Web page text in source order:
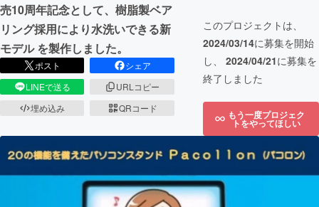
売10周年記念として、樹脂製ベア
リング採用により水洗いできる新
モデル を製作しました。
ポスト
シェア
LINEで送る
URLコピー
埋め込み
QRコード
このプロジェクトは、
2024/03/14に募集を開始
し、 2024/04/21に募集を
終了しました
もう一度プロジェク
トをやってほしい